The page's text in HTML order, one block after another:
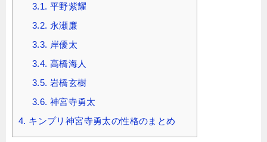
3.1. 平野紫耀
3.2. 永瀬廉
3.3. 岸優太
3.4. 高橋海人
3.5. 岩橋玄樹
3.6. 神宮寺勇太
4. キンプリ神宮寺勇太の性格のまとめ